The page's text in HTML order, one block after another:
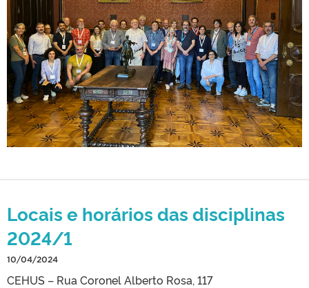
Locais e horários das disciplinas
2024/1
10/04/2024
CEHUS – Rua Coronel Alberto Rosa, 117